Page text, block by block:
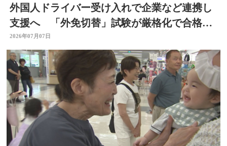
外国人ドライバー受け入れで企業など連携し
支援へ 「外免切替」試験が厳格化で合格率
低下 大分
2026年07月07日